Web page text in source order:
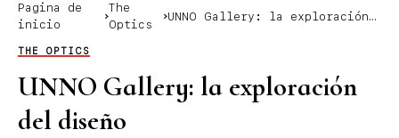
Pagina de
inicio
The
Optics
UNNO Gallery: la exploración
THE OPTICS
UNNO Gallery: la exploración
del diseño